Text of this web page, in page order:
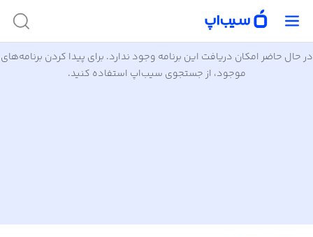
در حال حاضر امکان دریافت این برنامه وجود ندارد. برای پیدا کردن برنامه‌های
موجود، از جستجوی سیب‌اپ استفاده کنید.